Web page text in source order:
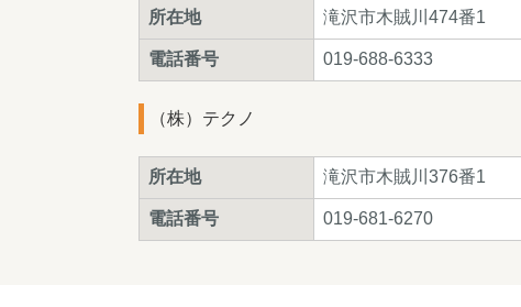
所在地 滝沢市木賊川474番1
電話番号 019-688-6333
（株）テクノ
所在地 滝沢市木賊川376番1
電話番号 019-681-6270